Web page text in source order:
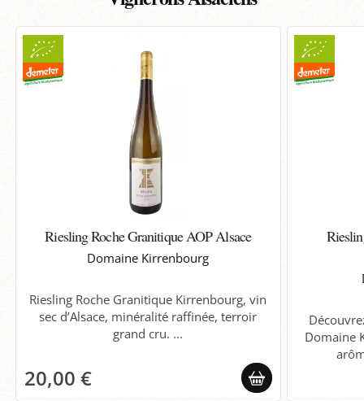
Riesling Roche Granitique AOP Alsace
Domaine Kirrenbourg
Riesling Roche Granitique Kirrenbourg, vin
sec d’Alsace, minéralité raffinée, terroir
grand cru. ...
20,00 €
Domaine